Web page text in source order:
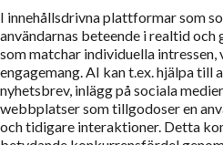
I innehållsdrivna plattformar som
användarnas beteende i realtid
som matchar individuella intressen,
engagemang. AI kan t.ex. hjälpa till
nyhetsbrev, inlägg på sociala
webbplatser som tillgodoser en
och tidigare interaktioner. Detta